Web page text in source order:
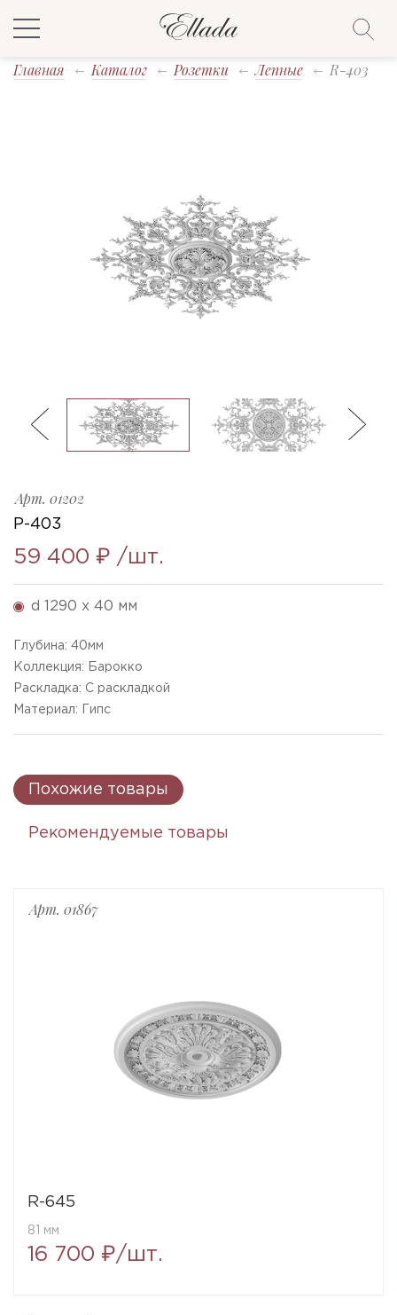
Главная Каталог Розетки Лепные R-403
Арт. 01202
Р-403
59 400 ₽ /шт.
d 1290 x 40 мм
Глубина: 40мм
Коллекция: Барокко
Раскладка: С раскладкой
Материал: Гипс
Похожие товары
Рекомендуемые товары
Арт. 01867
R-645
81 мм
16 700 ₽/шт.